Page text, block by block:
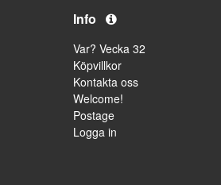
Info
Var? Vecka 32
Köpvillkor
Kontakta oss
Welcome!
Postage
Logga in